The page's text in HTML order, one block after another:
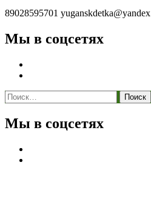
89028595701
Мы в соцсетях
Найти:
Мы в соцсетях